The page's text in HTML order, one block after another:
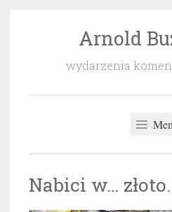
Arnold
wydarzenia
Nabici w… złoto.